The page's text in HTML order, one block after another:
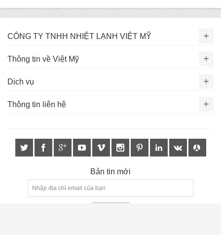
CÔNG TY TNHH NHIỆT LẠNH VIỆT MỸ
Thông tin về Việt Mỹ
Dịch vụ
Thông tin liên hệ
Bản tin mới